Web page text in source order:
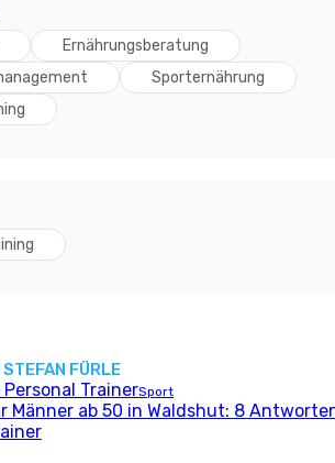
Ernährungsberatung
Sporternährung
FÜRLE
Sport
ab 50 in Waldshut: 8